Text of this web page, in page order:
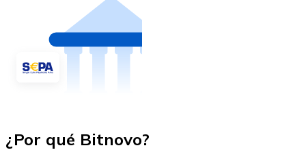
¿Por qué Bitnovo?